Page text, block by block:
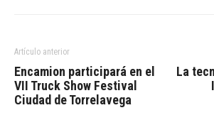
Artículo anterior
Encamion participará en el
VII Truck Show Festival
Ciudad de Torrelavega
La